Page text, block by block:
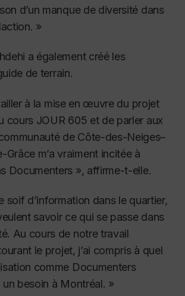
d’un manque de diversité dans
»
a également créé les
de terrain.
à la mise en œuvre du projet
cours JOUR 605 et de parler aux
de Côte-des-Neiges–
m’a vraiment incitée à
Documenters », affirme-t-elle.
soif d’information dans le quartier,
savoir ce qui se passe dans
Au cours de notre travail
le projet, j’ai compris à quel
comme Documenters
besoin à Montréal. »